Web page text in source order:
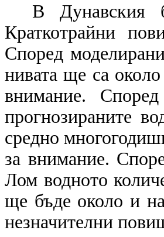
В Дунавския
Краткотрайни
Според
нивата ще са
внимание.
прогнозираните
средно
за внимание.
Лом водното
ще бъдe около и
незначителни